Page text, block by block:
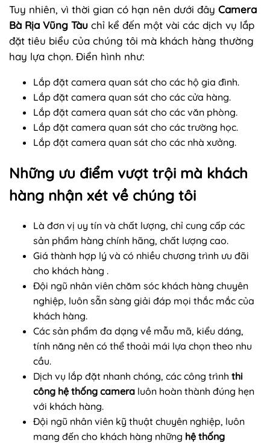
Tuy nhiên, vì thời gian có hạn nên dưới đây Camera
Bà Rịa Vũng Tàu chỉ kể đến một vài các dịch vụ lắp
đặt tiêu biểu của chúng tôi mà khách hàng thường
hay lựa chọn. Điển hình như:
Lắp đặt camera quan sát cho các hộ gia đình.
Lắp đặt camera quan sát cho các cửa hàng.
Lắp đặt camera quan sát cho các văn phòng.
Lắp đặt camera quan sát cho các trường học.
Lắp đặt camera quan sát cho các nhà xưởng.
Những ưu điểm vượt trội mà khách
hàng nhận xét về chúng tôi
Là đơn vị uy tín và chất lượng, chỉ cung cấp các
sản phẩm hàng chính hãng, chất lượng cao.
Giá thành hợp lý và có nhiều chương trình ưu đãi
cho khách hàng .
Đội ngũ nhân viên chăm sóc khách hàng chuyên
nghiệp, luôn sẵn sàng giải đáp mọi thắc mắc của
khách hàng.
Các sản phẩm đa dạng về mẫu mã, kiểu dáng,
tính năng nên có thể thoải mái lựa chọn theo nhu
cầu.
Dịch vụ lắp đặt nhanh chóng, các công trình thi
công hệ thống camera luôn hoàn thành đúng hẹn
với khách hàng.
Đội ngũ nhân viên kỹ thuật chuyên nghiệp, luôn
mang đến cho khách hàng những hệ thống